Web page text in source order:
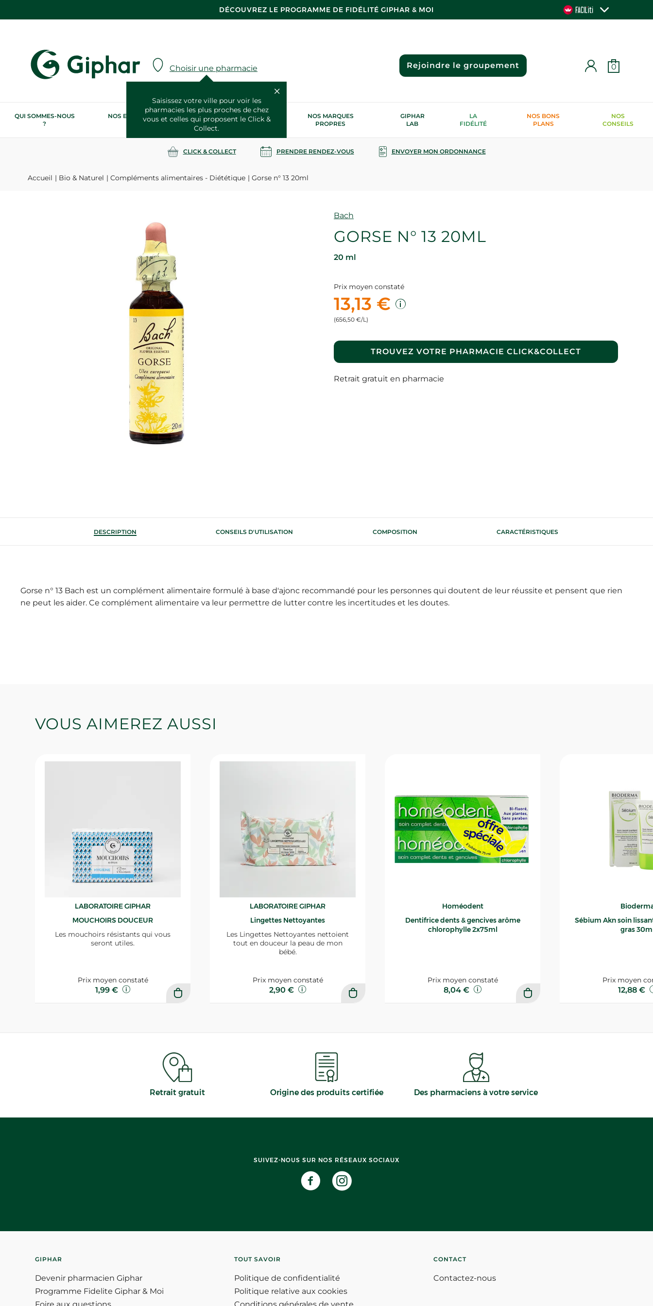
DÉCOUVREZ LE PROGRAMME DE FIDÉLITÉ GIPHAR & MOI
Choisir une pharmacie
Saisissez votre ville pour voir les
pharmacies les plus proches de chez
vous et celles qui proposent le Click &
Collect.
Rejoindre le groupement 0
QUI SOMMES-NOUS
?
NOS ENGAGEMENTS
RSE
NOS SERVICES
SANTÉ
NOS MARQUES
PROPRES
GIPHAR
LAB
LA
FIDÉLITÉ
NOS BONS
PLANS
NOS
CONSEILS
CLICK & COLLECT PRENDRE RENDEZ-VOUS ENVOYER MON ORDONNANCE
Accueil Bio & Naturel Compléments alimentaires - Diététique Gorse n° 13 20ml
Marque
Bach
GORSE N° 13 20ML
20 ml
Prix moyen constaté
13,13 €
(656,50 €/L)
TROUVEZ VOTRE PHARMACIE CLICK&COLLECT
Retrait gratuit en pharmacie
DESCRIPTION CONSEILS D'UTILISATION COMPOSITION CARACTÉRISTIQUES
Gorse n° 13 Bach est un complément alimentaire formulé à base d'ajonc recommandé pour les personnes qui doutent de leur réussite et pensent que rien
ne peut les aider. Ce complément alimentaire va leur permettre de lutter contre les incertitudes et les doutes.
VOUS AIMEREZ AUSSI
LABORATOIRE GIPHAR
MOUCHOIRS DOUCEUR
Les mouchoirs résistants qui vous
seront utiles.
Prix moyen constaté
1,99 €
LABORATOIRE GIPHAR
Lingettes Nettoyantes
Les Lingettes Nettoyantes nettoient
tout en douceur la peau de mon
bébé.
Prix moyen constaté
2,90 €
Homéodent
Dentifrice dents & gencives arôme
chlorophylle 2x75ml
Prix moyen constaté
8,04 €
Sébium Akn soin lissant
gras
Prix moyen
12,88 €
Retrait gratuit Origine des produits certifiée Des pharmaciens à votre service
SUIVEZ-NOUS SUR NOS RÉSEAUX SOCIAUX
GIPHAR
Devenir pharmacien Giphar
Programme Fidelite Giphar & Moi
Foire aux questions
TOUT SAVOIR
Politique de confidentialité
Politique relative aux cookies
Conditions générales de vente
CONTACT
Contactez-nous